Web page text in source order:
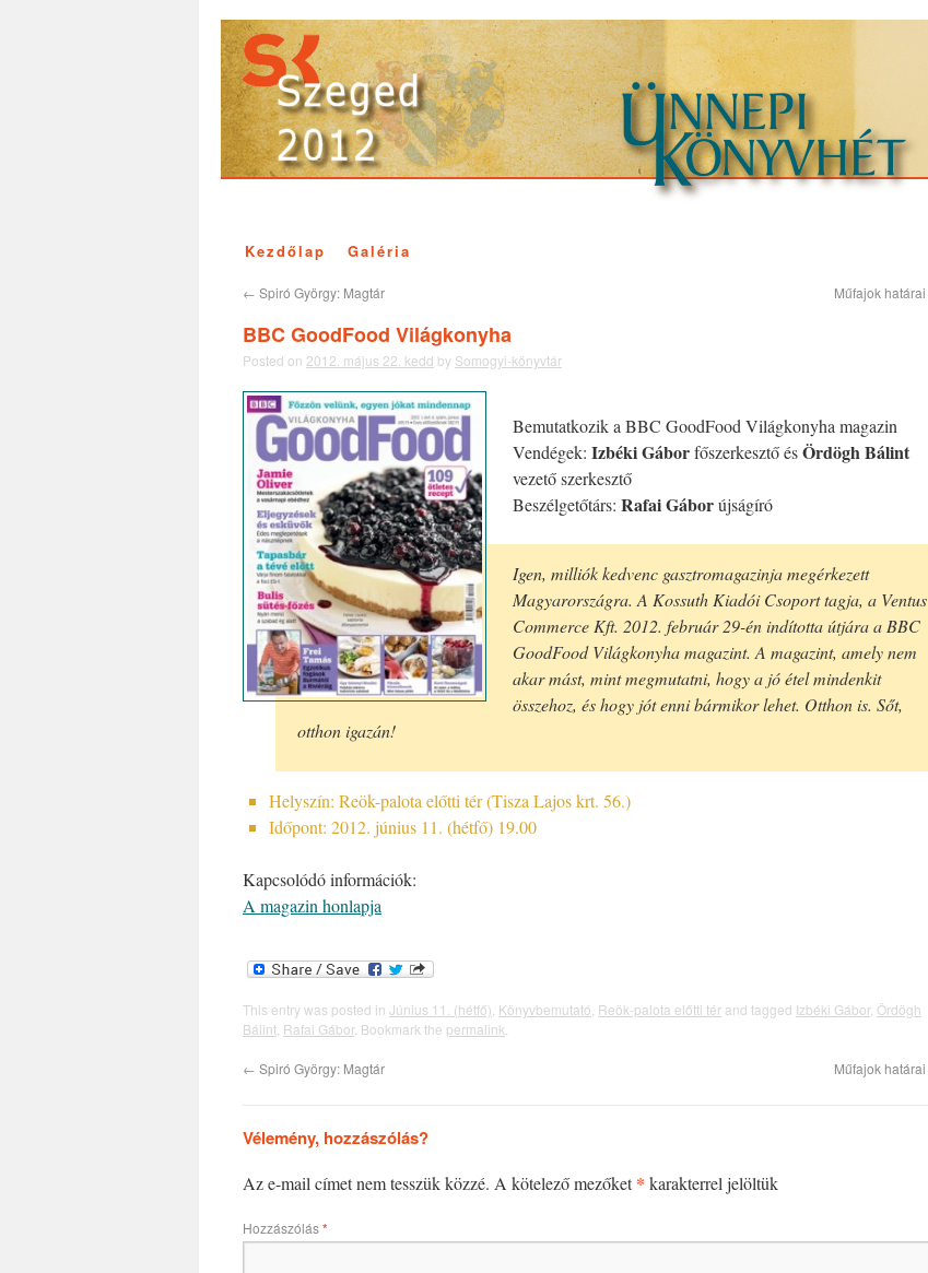
Kezdőlap Galéria
← Spiró György: Magtár Műfajok határai
BBC GoodFood Világkonyha
Posted on 2012. május 22. kedd by Somogyi-könyvtár
Bemutatkozik a BBC GoodFood Világkonyha magazin
Vendégek: Izbéki Gáborfőszerkesztő ésÖrdögh Bálint
vezető szerkesztő
Beszélgetőtárs: Rafai Gáborújságíró
Igen, milliók kedvenc gasztromagazinja megérkezett
Magyarországra. A Kossuth Kiadói Csoport tagja, a Ventus
Commerce Kft. 2012. február 29-én indította útjára a BBC
GoodFood Világkonyha magazint. A magazint, amely nem
akar mást, mint megmutatni, hogy a jó étel mindenkit
összehoz, és hogy jót enni bármikor lehet. Otthon is. Sőt,
otthon igazán!
Helyszín: Reök-palota előtti tér (Tisza Lajos krt. 56.)
Időpont: 2012. június 11. (hétfő) 19.00
Kapcsolódó információk:
A magazin honlapja
This entry was posted in Június 11. (hétfő), Könyvbemutató, Reök-palota előtti tér and tagged Izbéki Gábor, Ördögh
Bálint, Rafai Gábor. Bookmark the permalink.
← Spiró György: Magtár Műfajok határai
Vélemény, hozzászólás?
Az e-mail címet nem tesszük közzé. A kötelező mezőket* karakterrel jelöltük
Hozzászólás*